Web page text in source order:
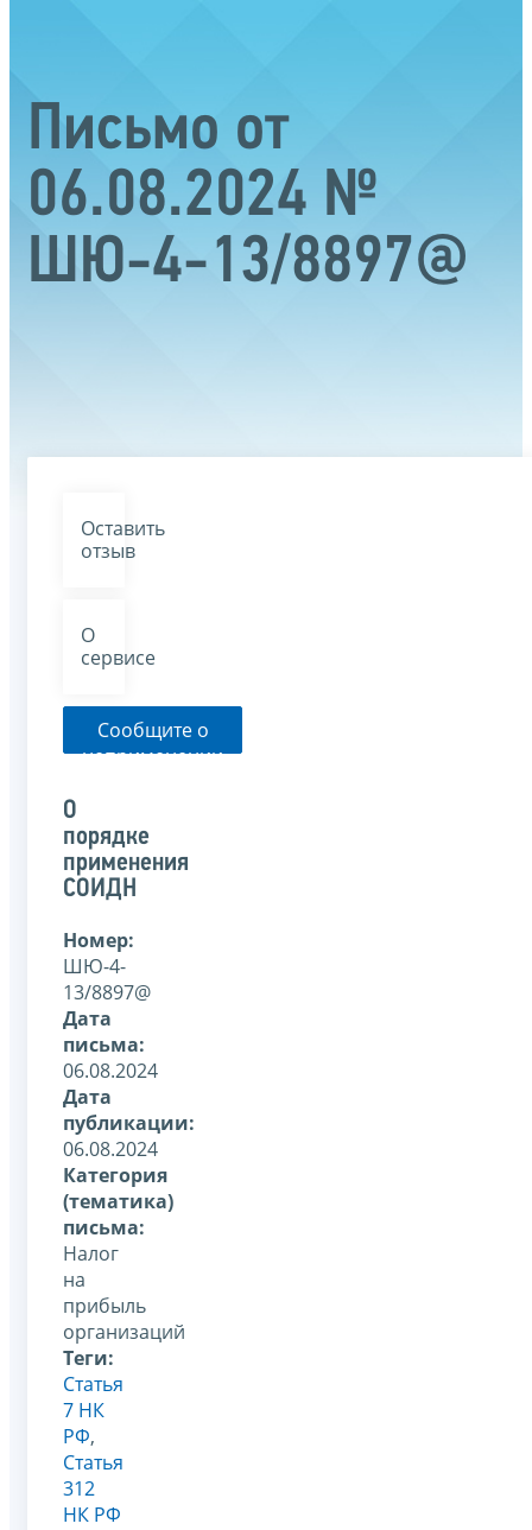
Письмо от
06.08.2024 №
ШЮ-4-13/8897@
Оставить
отзыв
О
сервисе
Сообщите о
неприменении
указанного
письма
О
порядке
применения
СОИДН
Номер:
ШЮ-4-
13/8897@
Дата
письма:
06.08.2024
Дата
публикации:
06.08.2024
Категория
(тематика)
письма:
Налог
на
прибыль
организаций
Теги:
Статья
7 НК
РФ,
Статья
312
НК РФ